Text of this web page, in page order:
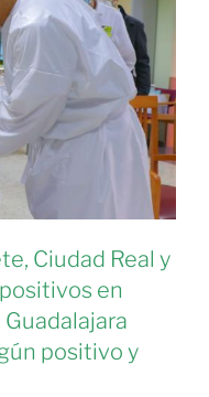
Ciudad Real y
en
positivo y